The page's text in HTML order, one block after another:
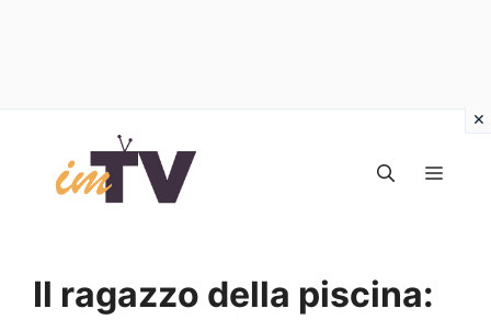
contenuto
Il ragazzo della piscina: